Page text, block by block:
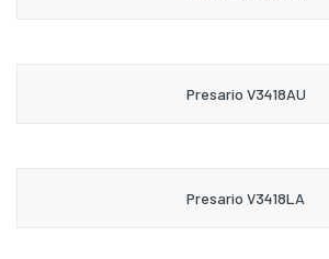
Presario V3418AU
Presario V3418LA